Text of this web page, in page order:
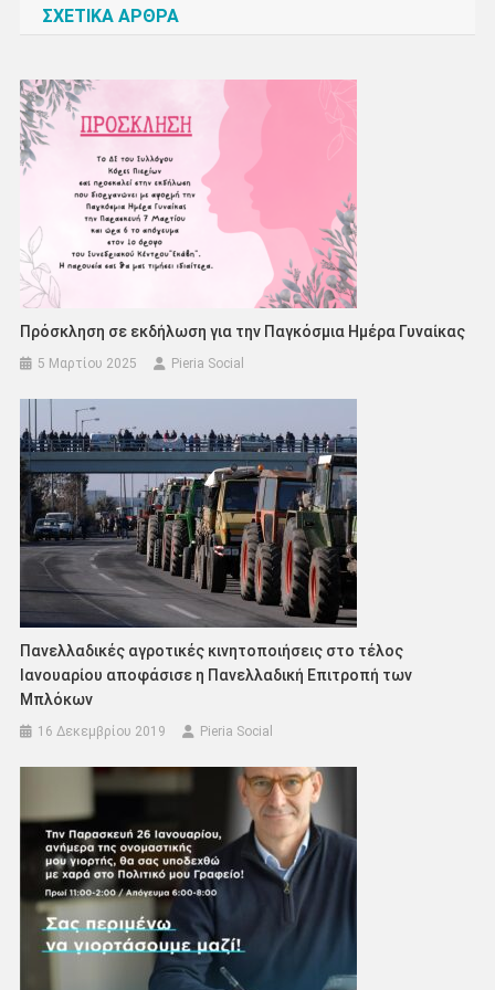
ΣΧΕΤΙΚΑ ΑΡΘΡΑ
Πρόσκληση σε εκδήλωση για την Παγκόσμια Ημέρα Γυναίκας
5 Μαρτίου 2025 Pieria Social
Πανελλαδικές αγροτικές κινητοποιήσεις στο τέλος
Ιανουαρίου αποφάσισε η Πανελλαδική Επιτροπή των
Μπλόκων
16 Δεκεμβρίου 2019 Pieria Social